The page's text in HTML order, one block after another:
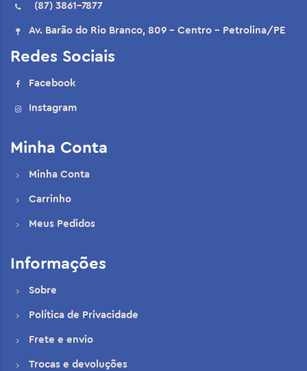
(87) 3861-7877
Av. Barão do Rio Branco, 809 - Centro - Petrolina/PE
Redes Sociais
Facebook
Instagram
Minha Conta
Minha Conta
Carrinho
Meus Pedidos
Informações
Sobre
Política de Privacidade
Frete e envio
Trocas e devoluções